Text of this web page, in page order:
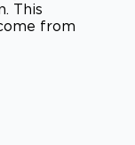
This
from